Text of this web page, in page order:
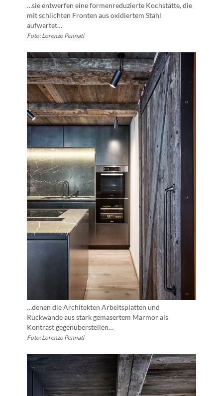
…sie entwerfen eine formenreduzierte Kochstätte, die
mit schlichten Fronten aus oxidiertem Stahl
aufwartet…
Foto: Lorenzo Pennati
…denen die Architekten Arbeitsplatten und
Rückwände aus stark gemasertem Marmor als
Kontrast gegenüberstellen…
Foto: Lorenzo Pennati